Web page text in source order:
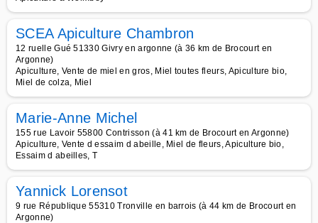
SCEA Apiculture Chambron
12 ruelle Gué 51330 Givry en argonne (à 36 km de Brocourt en
Argonne)
Apiculture, Vente de miel en gros, Miel toutes fleurs, Apiculture bio,
Miel de colza, Miel
Marie-Anne Michel
155 rue Lavoir 55800 Contrisson (à 41 km de Brocourt en Argonne)
Apiculture, Vente d essaim d abeille, Miel de fleurs, Apiculture bio,
Essaim d abeilles, T
Yannick Lorensot
9 rue République 55310 Tronville en barrois (à 44 km de Brocourt en
Argonne)